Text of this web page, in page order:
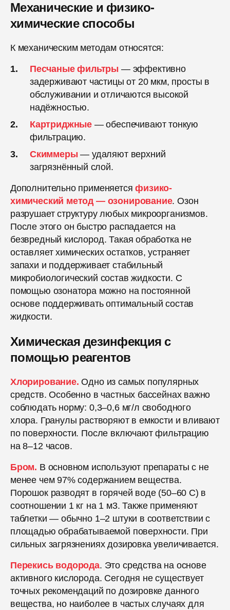
Механические и физико-
химические способы
К механическим методам относятся:
Песчаные фильтры — эффективно
задерживают частицы от 20 мкм, просты в
обслуживании и отличаются высокой
надёжностью.
Картриджные — обеспечивают тонкую
фильтрацию.
Скиммеры — удаляют верхний
загрязнённый слой.
Дополнительно применяетсяфизико-
химический метод — озонирование. Озон
разрушает структуру любых микроорганизмов.
После этого он быстро распадается на
безвредный кислород. Такая обработка не
оставляет химических остатков, устраняет
запахи и поддерживает стабильный
микробиологический состав жидкости. С
помощью озонатора можно на постоянной
основе поддерживать оптимальный состав
жидкости.
Химическая дезинфекция с
помощью реагентов
Хлорирование. Одно из самых популярных
средств. Особенно в частных бассейнах важно
соблюдать норму: 0,3–0,6 мг/л свободного
хлора. Гранулы растворяют в емкости и вливают
по поверхности. После включают фильтрацию
на 8–12 часов.
Бром. В основном используют препараты с не
менее чем 97% содержанием вещества.
Порошок разводят в горячей воде (50–60 C) в
соотношении 1 кг на 1 м3. Также применяют
таблетки — обычно 1–2 штуки в соответствии с
площадью обрабатываемой поверхности. При
сильных загрязнениях дозировка увеличивается.
Перекись водорода. Это средства на основе
активного кислорода. Сегодня не существует
точных рекомендаций по дозировке данного
вещества, но наиболее в частых случаях для